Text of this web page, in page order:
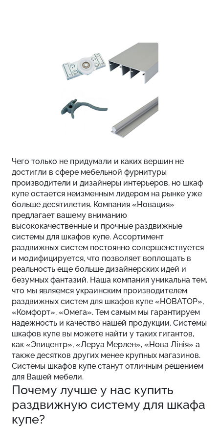
Чего только не придумали и каких вершин не
достигли в сфере мебельной фурнитуры
производители и дизайнеры интерьеров, но шкаф
купе остается неизменным лидером на рынке уже
больше десятилетия. Компания «Новация»
предлагает вашему вниманию
высококачественные и прочные раздвижные
системы для шкафов купе. Ассортимент
раздвижных систем постоянно совершенствуется
и модифицируется, что позволяет воплощать в
реальность еще больше дизайнерских идей и
безумных фантазий. Наша компания уникальна тем,
что мы являемся украинским производителем
раздвижных систем для шкафов купе «НОВАТОР»,
«Комфорт», «Омега». Тем самым мы гарантируем
надежность и качество нашей продукции. Системы
шкафов купе вы можете найти у таких гигантов,
как «Эпицентр», «Леруа Мерлен», «Нова Лінія» а
также десятков других менее крупных магазинов.
Системы шкафов купе станут отличным решением
для Вашей мебели.
Почему лучше у нас купить
раздвижную систему для шкафа
купе?